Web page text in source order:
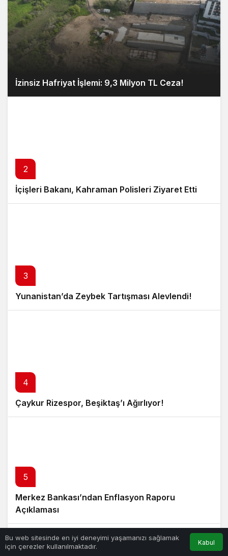
İzinsiz Hafriyat İşlemi: 9,3 Milyon TL Ceza!
2
İçişleri Bakanı, Kahraman Polisleri Ziyaret Etti
3
Yunanistan’da Zeybek Tartışması Alevlendi!
4
Çaykur Rizespor, Beşiktaş’ı Ağırlıyor!
5
Merkez Bankası’ndan Enflasyon Raporu
Açıklaması
Bu web sitesinde en iyi deneyimi yaşamanızı sağlamak
için çerezler kullanılmaktadır.
Kabul